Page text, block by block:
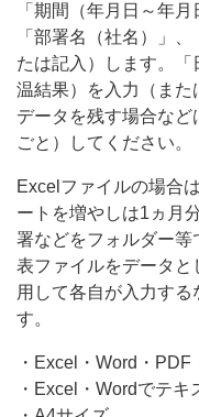
温
を
所
属
部
署
で
一
括
管
理
で
「期間（年月日～年
「部署名（社名）」
たは記入）します。
温結果）を入力（また
データを残す場合など
ごと）してください。
Excelファイルの場合
ートを増やしは1ヵ月
署などをフォルダー
表ファイルをデータ
用して各自が入力する
す。
・Excel・Word・PDF
・Excel・Wordでテ